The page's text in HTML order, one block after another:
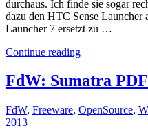
durchaus. Ich finde sie sogar
dazu den HTC Sense
Launcher 7 ersetzt zu …
Continue reading"Windows
FdW: Sumatra PDF
FdW, Freeware, OpenSource,
2013